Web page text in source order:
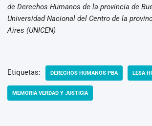
de Derechos Humanos de la provincia de
Universidad Nacional del Centro de la
Aires (UNICEN)
Etiquetas: DERECHOS HUMANOS PBA LESA
MEMORIA VERDAD Y JUSTICIA